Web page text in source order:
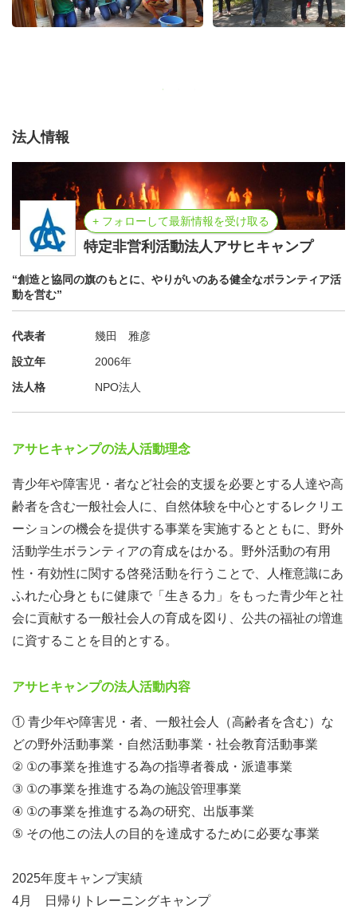
法人情報
+ フォローして最新情報を受け取る
特定非営利活動法人アサヒキャンプ
“創造と協同の旗のもとに、やりがいのある健全なボランティア活
動を営む”
代表者
幾田 雅彦
設立年
2006年
法人格
NPO法人
アサヒキャンプの法人活動理念
青少年や障害児・者など社会的支援を必要とする人達や高
齢者を含む一般社会人に、自然体験を中心とするレクリエ
ーションの機会を提供する事業を実施するとともに、野外
活動学生ボランティアの育成をはかる。野外活動の有用
性・有効性に関する啓発活動を行うことで、人権意識にあ
ふれた心身ともに健康で「生きる力」をもった青少年と社
会に貢献する一般社会人の育成を図り、公共の福祉の増進
に資することを目的とする。
アサヒキャンプの法人活動内容
① 青少年や障害児・者、一般社会人（高齢者を含む）な
どの野外活動事業・自然活動事業・社会教育活動事業
② ①の事業を推進する為の指導者養成・派遣事業
③ ①の事業を推進する為の施設管理事業
④ ①の事業を推進する為の研究、出版事業
⑤ その他この法人の目的を達成するために必要な事業
2025年度キャンプ実績
4月 日帰りトレーニングキャンプ